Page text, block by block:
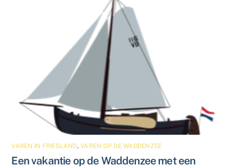
VAREN IN FRIESLAND,VAREN OP DE WADDENZEE
Een vakantie op de Waddenzee met een